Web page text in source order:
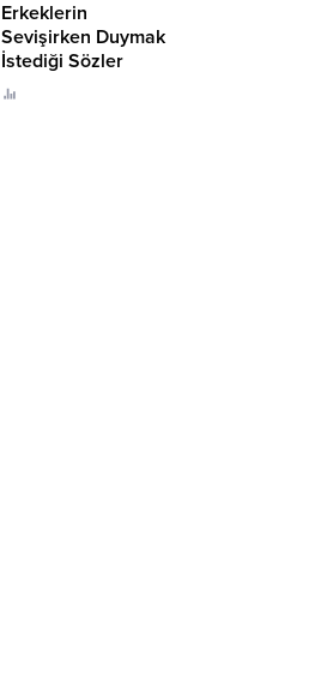
Erkeklerin
Sevişirken Duymak
İstediği Sözler
Neler?